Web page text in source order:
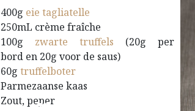
400g eie tagliatelle
250mL crème fraîche
100g zwarte truffels (20g per
bord en 20g voor de saus)
60g truffelboter
Parmezaanse kaas
Zout, peper